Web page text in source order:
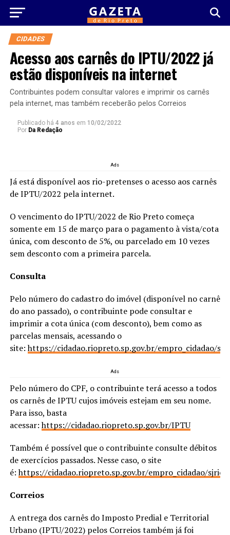
CIDADES
Acesso aos carnês do IPTU/2022 já
estão disponíveis na internet
Contribuintes podem consultar valores e imprimir os carnês
pela internet, mas também receberão pelos Correios
Publicado há 4 anos em 10/02/2022
Por Da Redação
Ads
Já está disponível aos rio-pretenses o acesso aos carnês
de IPTU/2022 pela internet.
O vencimento do IPTU/2022 de Rio Preto começa
somente em 15 de março para o pagamento à vista/cota
única, com desconto de 5%, ou parcelado em 10 vezes
sem desconto com a primeira parcela.
Consulta
Pelo número do cadastro do imóvel (disponível no carnê
do ano passado), o contribuinte pode consultar e
imprimir a cota única (com desconto), bem como as
parcelas mensais, acessando o
site:https://cidadao.riopreto.sp.gov.br/empro_cidadao/
Ads
Pelo número do CPF, o contribuinte terá acesso a todos
os carnês de IPTU cujos imóveis estejam em seu nome.
Para isso, basta
acessar:https://cidadao.riopreto.sp.gov.br/IPTU
Também é possível que o contribuinte consulte débitos
de exercícios passados. Nesse caso, o site
é:https://cidadao.riopreto.sp.gov.br/empro_cidadao/
Correios
A entrega dos carnês do Imposto Predial e Territorial
Urbano (IPTU/2022) pelos Correios também já foi